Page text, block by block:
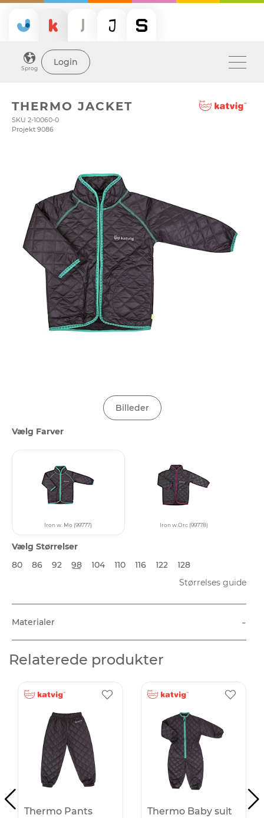
Sprog
Login
THERMO JACKET
SKU 2-10060-0
Projekt 9086
Billeder
Vælg Farver
Iron w. Mo (99777) Iron w.Orc (99778)
Vælg Størrelser
80
86 92 98 104 110 116 122
128
Størrelses guide
Materialer -
Relaterede produkter
Thermo Pants Thermo Baby suit